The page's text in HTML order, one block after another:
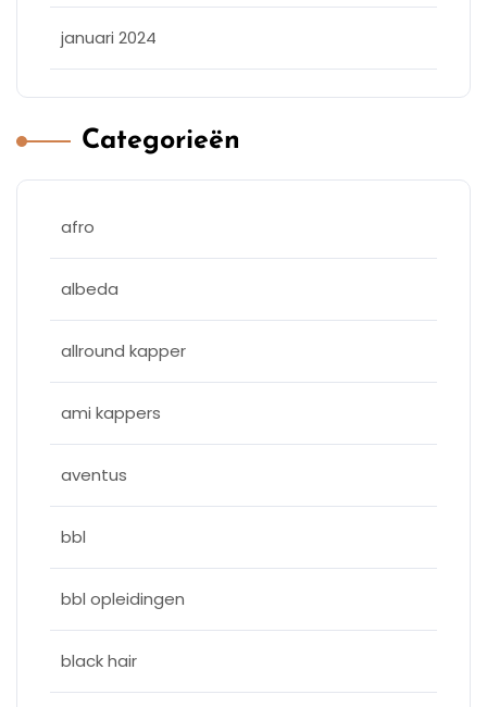
januari 2024
Categorieën
afro
albeda
allround kapper
ami kappers
aventus
bbl
bbl opleidingen
black hair